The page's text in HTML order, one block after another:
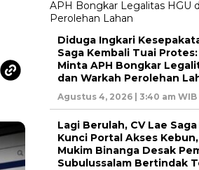
Diduga Ingkari
Saga Kembali Tuai
Minta APH Bongkar
dan Warkah Perolehan
Agustus 4, 2026 | 3:40 am WIB
Lagi Berulah, CV Lae
Kunci Portal Akses
Mukim Binanga Desak
Subulussalam Bertindak